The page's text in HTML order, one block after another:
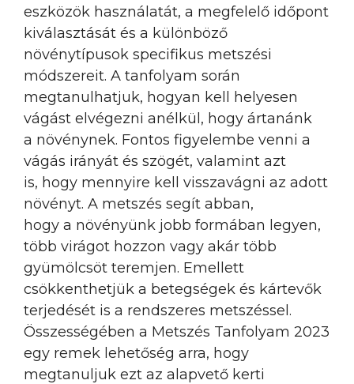
eszközök használatát, a megfelelő időpont
kiválasztását és a különböző
növénytípusok specifikus metszési
módszereit. A tanfolyam során
megtanulhatjuk, hogyan kell helyesen
vágást elvégezni anélkül, hogy ártanánk
a növénynek. Fontos figyelembe venni a
vágás irányát és szögét, valamint azt
is, hogy mennyire kell visszavágni az adott
növényt. A metszés segít abban,
hogy a növényünk jobb formában legyen,
több virágot hozzon vagy akár több
gyümölcsöt teremjen. Emellett
csökkenthetjük a betegségek és kártevők
terjedését is a rendszeres metszéssel.
Összességében a Metszés Tanfolyam 2023
egy remek lehetőség arra, hogy
megtanuljuk ezt az alapvető kerti